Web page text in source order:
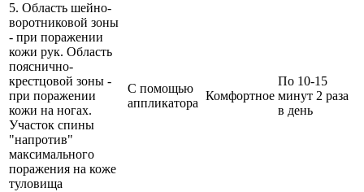
5. Область шейно-
воротниковой зоны
- при поражении
кожи рук. Область
пояснично-
крестцовой зоны -
при поражении
кожи на ногах.
Участок спины
"напротив"
максимального
поражения на коже
туловища
С помощью
аппликатора
Комфортное
По 10-15
минут 2 раза
в день